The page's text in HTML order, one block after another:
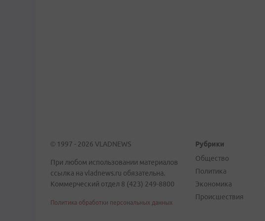
© 1997 - 2026 VLADNEWS
При любом использовании материалов
ссылка на vladnews.ru обязательна.
Коммерческий отдел 8 (423) 249-8800
Политика обработки персональных данных
Рубрики
Общество
Политика
Экономика
Происшествия